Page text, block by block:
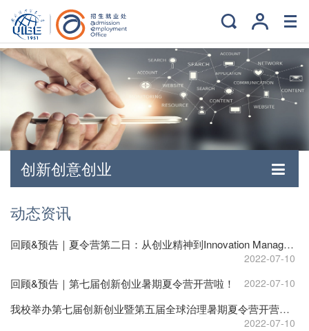
创新创意创业
动态资讯
回顾&预告｜夏令营第二日：从创业精神到Innovation Management
2022-07-10
回顾&预告｜第七届创新创业暑期夏令营开营啦！ 2022-07-10
我校举办第七届创新创业暨第五届全球治理暑期夏令营开营仪式
2022-07-10